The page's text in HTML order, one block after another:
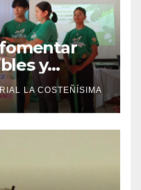
y
en las
LA COSTEÑÍSIMA